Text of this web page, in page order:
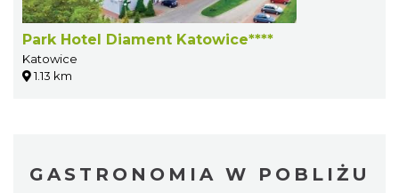
Park Hotel Diament Katowice****
Katowice
1.13 km
GASTRONOMIA W POBLIŻU